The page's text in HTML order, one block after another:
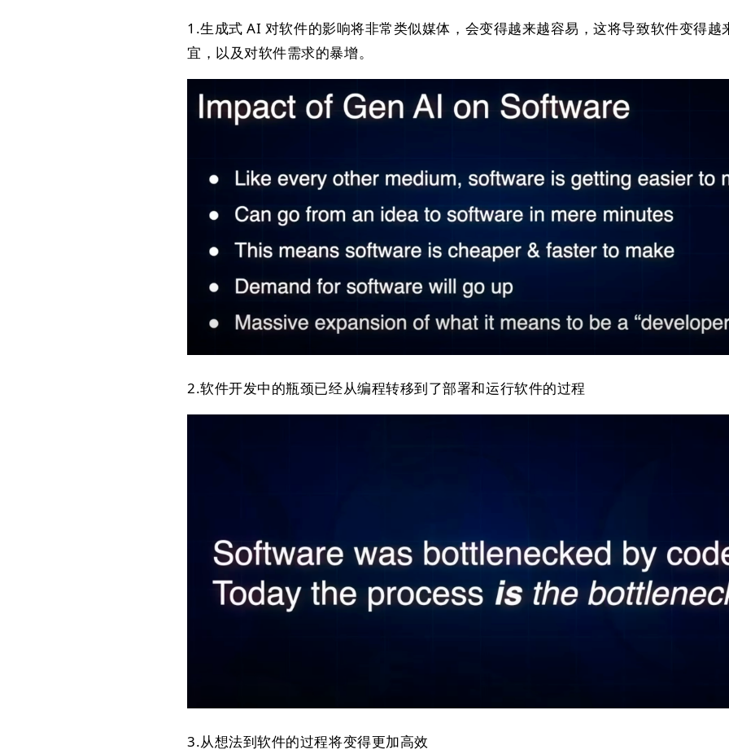
1.生成式 AI 对软件的影响将非常类似媒体，会变得越来越容易，这将导致软件变得越
宜，以及对软件需求的暴增。
2.软件开发中的瓶颈已经从编程转移到了部署和运行软件的过程
3.从想法到软件的过程将变得更加高效